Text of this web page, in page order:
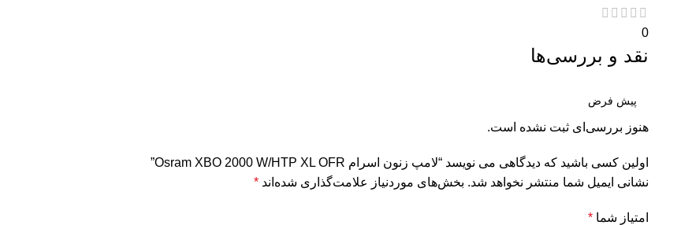
0
نقد و بررسی‌ها
هنوز بررسی‌ای ثبت نشده است.
اولین کسی باشید که دیدگاهی می نویسد “لامپ زنون اسرام Osram XBO 2000 W/HTP XL OFR”
نشانی ایمیل شما منتشر نخواهد شد. بخش‌های موردنیاز علامت‌گذاری شده‌اند *
امتیاز شما *